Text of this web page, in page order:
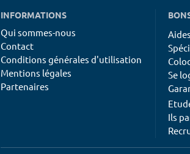
INFORMATIONS
Qui sommes-nous
Contact
Conditions générales d'utilisation
Mentions légales
Partenaires
Se
Ils